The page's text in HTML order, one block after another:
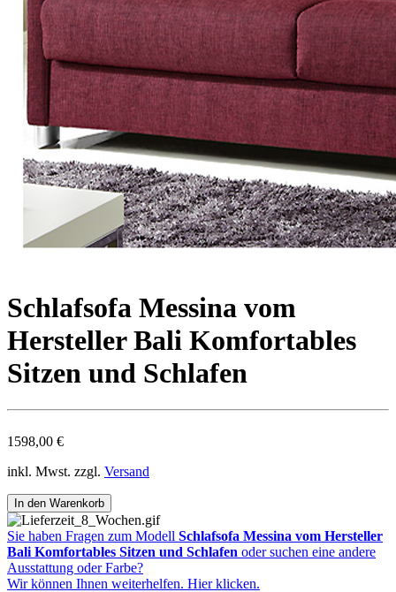
Schlafsofa Messina vom
Hersteller Bali Komfortables
Sitzen und Schlafen
1598,00 €
inkl. Mwst. zzgl. Versand
Sie haben Fragen zum Modell Schlafsofa Messina vom Hersteller
Bali Komfortables Sitzen und Schlafen oder suchen eine andere
Ausstattung oder Farbe?
Wir können Ihnen weiterhelfen. Hier klicken.